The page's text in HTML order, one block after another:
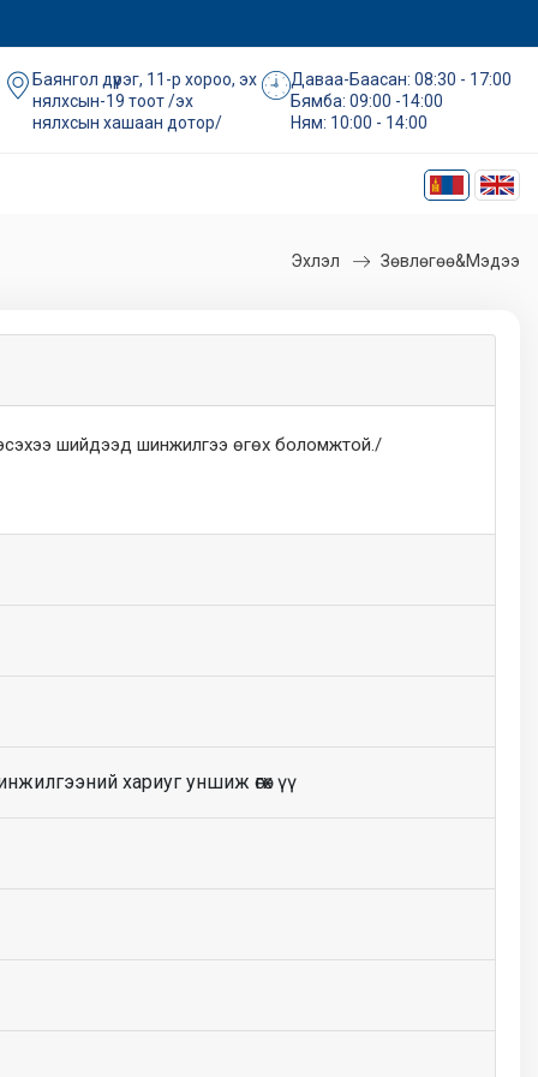
Баянгол дүүрэг, 11-р хороо, эх
нялхсын-19 тоот /эх
нялхсын хашаан дотор/
Даваа-Баасан: 08:30 - 17:00
Бямба: 09:00 -14:00
Ням: 10:00 - 14:00
Эхлэл Зөвлөгөө&Мэдээ
эсэхээ шийдээд шинжилгээ өгөх боломжтой./
хариуг уншиж өгөх үү